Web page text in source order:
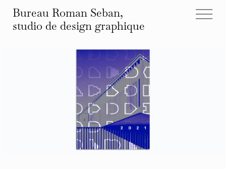
Bureau Roman Seban,
studio de design graphique
tous les projets
éditions
identités
affiches
typographies
espace
autre